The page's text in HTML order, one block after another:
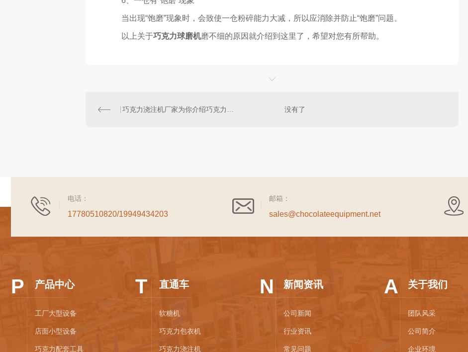
当出现“饱磨”现象时，会致使一仓粉碎能力大减，所以应消除并防止“饱磨”问题。
以上关于巧克力球磨机磨不细的原因就介绍到这里了，希望对您有所帮助。
巧克力浇注机厂家为你介绍巧克力制作步骤 没有了
电话：
17780510820/19949434203
邮箱：
sales@chocolateequipment.net
产品中心
P
工厂大型设备
店面小型设备
巧克力配套工具
直通车
T
软糖机
巧克力包衣机
巧克力浇注机
新闻资讯
N
公司新闻
行业资讯
常见问题
关于我们
A
团队风采
公司简介
企业环境